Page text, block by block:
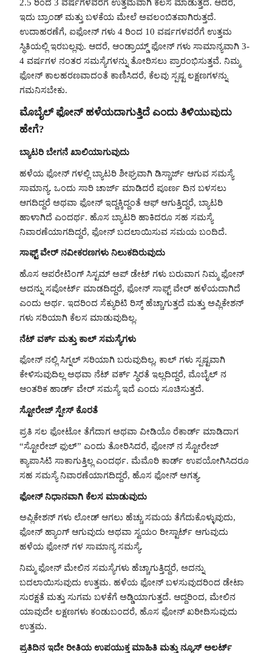
2.5 ರಿಂದ 3 ವರ್ಷಗಳವರೆಗೆ ಉತ್ತಮವಾಗಿ ಕೆಲಸ ಮಾಡುತ್ತದೆ. ಆದರೆ,
ಇದು ಬ್ರಾಂಡ್ ಮತ್ತು ಬಳಕೆಯ ಮೇಲೆ ಅವಲಂಬಿತವಾಗಿರುತ್ತದೆ.
ಉದಾಹರಣೆಗೆ, ಐಫೋನ್ ಗಳು 4 ರಿಂದ 10 ವರ್ಷಗಳವರೆಗೆ ಉತ್ತಮ
ಸ್ಥಿತಿಯಲ್ಲಿ ಇರಬಲ್ಲವು. ಆದರೆ, ಆಂಡ್ರಾಯ್ಡ್ ಫೋನ್ ಗಳು ಸಾಮಾನ್ಯವಾಗಿ 3-
4 ವರ್ಷಗಳ ನಂತರ ಸಮಸ್ಯೆಗಳನ್ನು ತೋರಿಸಲು ಪ್ರಾರಂಭಿಸುತ್ತವೆ. ನಿಮ್ಮ
ಫೋನ್ ಕಾಲಹರಣವಾದಂತೆ ಕಾಣಿಸಿದರೆ, ಕೆಲವು ಸ್ಪಷ್ಟ ಲಕ್ಷಣಗಳನ್ನು
ಗಮನಿಸಬೇಕು.
ಮೊಬೈಲ್ ಫೋನ್ ಹಳೆಯದಾಗುತ್ತಿದೆ ಎಂದು ತಿಳಿಯುವುದು
ಹೇಗೆ?
ಬ್ಯಾಟರಿ ಬೇಗನೆ ಖಾಲಿಯಾಗುವುದು
ಹಳೆಯ ಫೋನ್ ಗಳಲ್ಲಿ ಬ್ಯಾಟರಿ ಶೀಘ್ರವಾಗಿ ಡಿಸ್ಚಾರ್ಜ್ ಆಗುವ ಸಮಸ್ಯೆ
ಸಾಮಾನ್ಯ. ಒಂದು ಸಾರಿ ಚಾರ್ಜ್ ಮಾಡಿದರೆ ಪೂರ್ಣ ದಿನ ಬಳಸಲು
ಆಗದಿದ್ದರೆ ಅಥವಾ ಫೋನ್ ಇದ್ದಕ್ಕಿದ್ದಂತೆ ಆಫ್ ಆಗುತ್ತಿದ್ದರೆ, ಬ್ಯಾಟರಿ
ಹಾಳಾಗಿದೆ ಎಂದರ್ಥ. ಹೊಸ ಬ್ಯಾಟರಿ ಹಾಕಿದರೂ ಸಹ ಸಮಸ್ಯೆ
ನಿವಾರಣೆಯಾಗದಿದ್ದರೆ, ಫೋನ್ ಬದಲಾಯಿಸುವ ಸಮಯ ಬಂದಿದೆ.
ಸಾಫ್ಟ್ ವೇರ್ ನವೀಕರಣಗಳು ನಿಲುಕದಿರುವುದು
ಹೊಸ ಆಪರೇಟಿಂಗ್ ಸಿಸ್ಟಮ್ ಅಪ್ ಡೇಟ್ ಗಳು ಬರುವಾಗ ನಿಮ್ಮ ಫೋನ್
ಅದನ್ನು ಸಪೋರ್ಟ್ ಮಾಡದಿದ್ದರೆ, ಫೋನ್ ಸಾಫ್ಟ್ ವೇರ್ ಹಳೆಯದಾಗಿದೆ
ಎಂದು ಅರ್ಥ. ಇದರಿಂದ ಸೆಕ್ಯುರಿಟಿ ರಿಸ್ಕ್ ಹೆಚ್ಚಾಗುತ್ತದೆ ಮತ್ತು ಅಪ್ಲಿಕೇಶನ್
ಗಳು ಸರಿಯಾಗಿ ಕೆಲಸ ಮಾಡುವುದಿಲ್ಲ.
ನೆಟ್ ವರ್ಕ್ ಮತ್ತು ಕಾಲ್ ಸಮಸ್ಯೆಗಳು
ಫೋನ್ ನಲ್ಲಿ ಸಿಗ್ನಲ್ ಸರಿಯಾಗಿ ಬರುವುದಿಲ್ಲ, ಕಾಲ್ ಗಳು ಸ್ಪಷ್ಟವಾಗಿ
ಕೇಳಿಸುವುದಿಲ್ಲ ಅಥವಾ ನೆಟ್ ವರ್ಕ್ ಸ್ಥಿರತೆ ಇಲ್ಲದಿದ್ದರೆ, ಮೊಬೈಲ್ ನ
ಆಂತರಿಕ ಹಾರ್ಡ್ ವೇರ್ ಸಮಸ್ಯೆ ಇದೆ ಎಂದು ಸೂಚಿಸುತ್ತದೆ.
ಸ್ಟೋರೇಜ್ ಸ್ಪೇಸ್ ಕೊರತೆ
ಪ್ರತಿ ಸಲ ಫೋಟೋ ತೆಗೆದಾಗ ಅಥವಾ ವೀಡಿಯೊ ರೆಕಾರ್ಡ್ ಮಾಡಿದಾಗ
“ಸ್ಟೋರೇಜ್ ಫುಲ್” ಎಂದು ತೋರಿಸಿದರೆ, ಫೋನ್ ನ ಸ್ಟೋರೇಜ್
ಕ್ಯಾಪಾಸಿಟಿ ಸಾಕಾಗುತ್ತಿಲ್ಲ ಎಂದರ್ಥ. ಮೆಮೊರಿ ಕಾರ್ಡ್ ಉಪಯೋಗಿಸಿದರೂ
ಸಹ ಸಮಸ್ಯೆ ನಿವಾರಣೆಯಾಗದಿದ್ದರೆ, ಹೊಸ ಫೋನ್ ಅಗತ್ಯ.
ಫೋನ್ ನಿಧಾನವಾಗಿ ಕೆಲಸ ಮಾಡುವುದು
ಅಪ್ಲಿಕೇಶನ್ ಗಳು ಲೋಡ್ ಆಗಲು ಹೆಚ್ಚು ಸಮಯ ತೆಗೆದುಕೊಳ್ಳುವುದು,
ಫೋನ್ ಹ್ಯಾಂಗ್ ಆಗುವುದು ಅಥವಾ ಸ್ವಯಂ ರೀಸ್ಟಾರ್ಟ್ ಆಗುವುದು
ಹಳೆಯ ಫೋನ್ ಗಳ ಸಾಮಾನ್ಯ ಸಮಸ್ಯೆ.
ನಿಮ್ಮ ಫೋನ್ ಮೇಲಿನ ಸಮಸ್ಯೆಗಳು ಹೆಚ್ಚಾಗುತ್ತಿದ್ದರೆ, ಅದನ್ನು
ಬದಲಾಯಿಸುವುದು ಉತ್ತಮ. ಹಳೆಯ ಫೋನ್ ಬಳಸುವುದರಿಂದ ಡೇಟಾ
ಸುರಕ್ಷತೆ ಮತ್ತು ಸುಗಮ ಬಳಕೆಗೆ ಅಡ್ಡಿಯಾಗುತ್ತದೆ. ಆದ್ದರಿಂದ, ಮೇಲಿನ
ಯಾವುದೇ ಲಕ್ಷಣಗಳು ಕಂಡುಬಂದರೆ, ಹೊಸ ಫೋನ್ ಖರೀದಿಸುವುದು
ಉತ್ತಮ.
ಪ್ರತಿದಿನ ಇದೇ ರೀತಿಯ ಉಪಯುಕ್ತ ಮಾಹಿತಿ ಮತ್ತು ನ್ಯೂಸ್ ಅಲರ್ಟ್